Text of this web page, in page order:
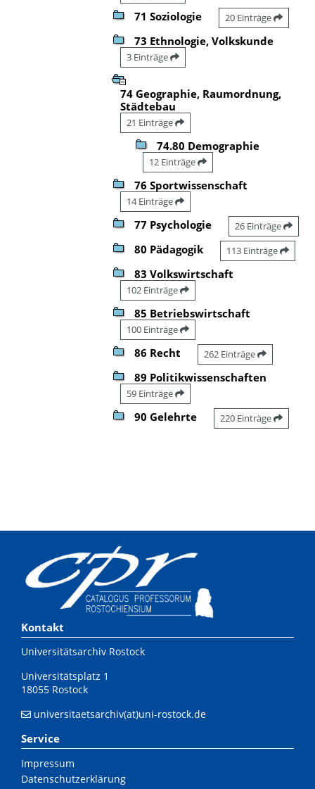
71 Soziologie 20 Einträge
73 Ethnologie, Volkskunde
3 Einträge
74 Geographie, Raumordnung,
Städtebau
21 Einträge
74.80 Demographie
12 Einträge
76 Sportwissenschaft
14 Einträge
77 Psychologie 26 Einträge
80 Pädagogik 113 Einträge
83 Volkswirtschaft
102 Einträge
85 Betriebswirtschaft
100 Einträge
86 Recht 262 Einträge
89 Politikwissenschaften
59 Einträge
90 Gelehrte 220 Einträge
Kontakt
Universitätsarchiv Rostock
Universitätsplatz 1
18055 Rostock
universitaetsarchiv(at)uni-rostock.de
Service
Impressum
Datenschutzerklärung